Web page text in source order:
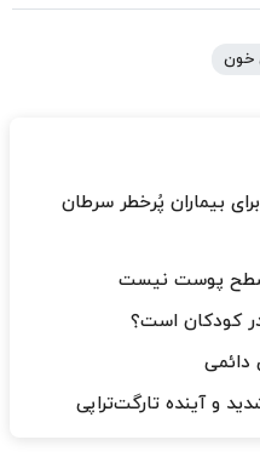
خون
بیماران پُرخطر سرطان
سطح پوست نیست
کودکان است؟
دائمی
و آینده تارگت‌تراپی